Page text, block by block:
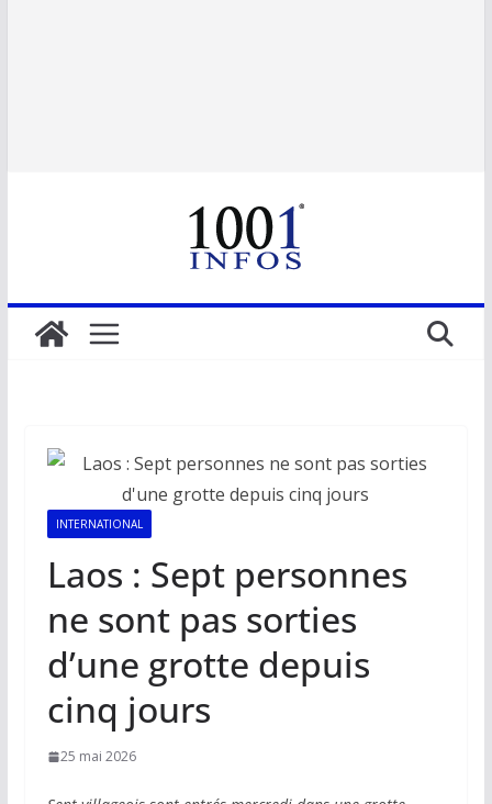
INTERNATIONAL
Laos : Sept personnes
ne sont pas sorties
d’une grotte depuis
cinq jours
25 mai 2026